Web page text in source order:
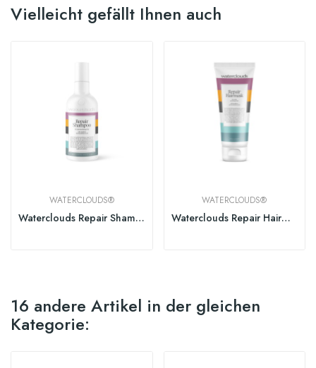
Vielleicht gefällt Ihnen auch
WATERCLOUDS®
Waterclouds Repair Shampoo
WATERCLOUDS®
Waterclouds Repair Hairmask
16 andere Artikel in der gleichen
Kategorie: